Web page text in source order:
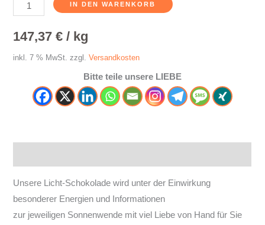
IN DEN WARENKORB
147,37€ / kg
inkl. 7 % MwSt. zzgl.Versandkosten
Bitte teile unsere LIEBE
Unsere Licht-Schokolade wird unter der Einwirkung
besonderer Energien und Informationen
zur jeweiligen Sonnenwende mit viel Liebe von Hand für Sie